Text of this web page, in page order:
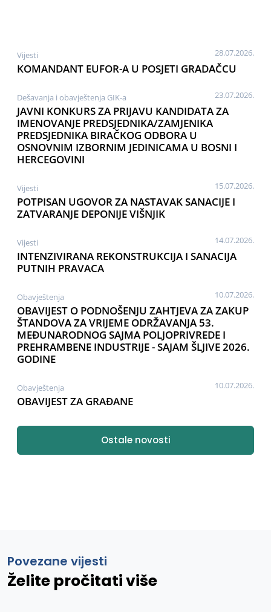
Vijesti 28.07.2026.
KOMANDANT EUFOR-A U POSJETI GRADAČCU
Dešavanja i obavještenja GIK-a 23.07.2026.
JAVNI KONKURS ZA PRIJAVU KANDIDATA ZA
IMENOVANJE PREDSJEDNIKA/ZAMJENIKA
PREDSJEDNIKA BIRAČKOG ODBORA U
OSNOVNIM IZBORNIM JEDINICAMA U BOSNI I
HERCEGOVINI
Vijesti 15.07.2026.
POTPISAN UGOVOR ZA NASTAVAK SANACIJE I
ZATVARANJE DEPONIJE VIŠNJIK
Vijesti 14.07.2026.
INTENZIVIRANA REKONSTRUKCIJA I SANACIJA
PUTNIH PRAVACA
Obavještenja 10.07.2026.
OBAVIJEST O PODNOŠENJU ZAHTJEVA ZA ZAKUP
ŠTANDOVA ZA VRIJEME ODRŽAVANJA 53.
MEĐUNARODNOG SAJMA POLJOPRIVREDE I
PREHRAMBENE INDUSTRIJE - SAJAM ŠLJIVE 2026.
GODINE
Obavještenja 10.07.2026.
OBAVIJEST ZA GRAĐANE
Ostale novosti
Povezane vijesti
Želite pročitati više